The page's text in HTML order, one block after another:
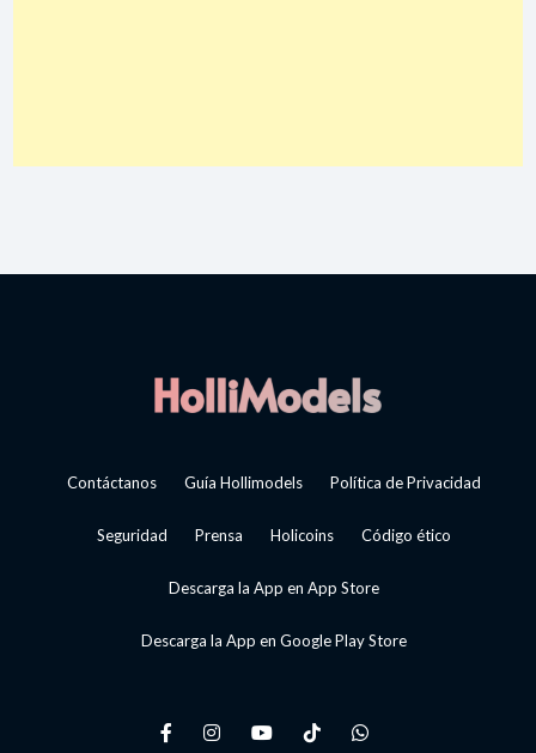
Contáctanos Guía Hollimodels Política de Privacidad
Seguridad Prensa Holicoins Código ético
Descarga la App en App Store
Descarga la App en Google Play Store